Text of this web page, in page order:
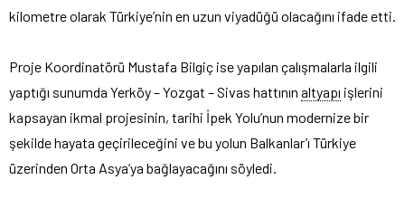
kilometre olarak Türkiye’nin en uzun viyadüğü olacağını ifade etti.
Proje Koordinatörü Mustafa Bilgiç ise yapılan çalışmalarla ilgili
yaptığı sunumda Yerköy – Yozgat – Sivas hattının altyapı işlerini
kapsayan ikmal projesinin, tarihi İpek Yolu’nun modernize bir
şekilde hayata geçirileceğini ve bu yolun Balkanlar’ı Türkiye
üzerinden Orta Asya’ya bağlayacağını söyledi.